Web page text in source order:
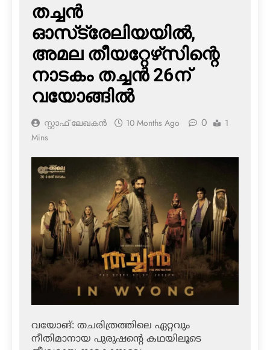
തച്ചന്‍
ഓസ്‌ട്രേലിയയില്‍,
അമല തീയറ്റേഴ്‌സിന്റെ
നാടകം തച്ചന്‍ 26ന്
വയോങ്ങില്‍
സ്റ്റാഫ് ലേഖകൻ 10 Months Ago 0
1
Mins
വയോങ്: തചരിത്രത്തിലെ ഏറ്റവും
നീതിമാനായ പുരുഷന്റെ കഥയിലൂടെ